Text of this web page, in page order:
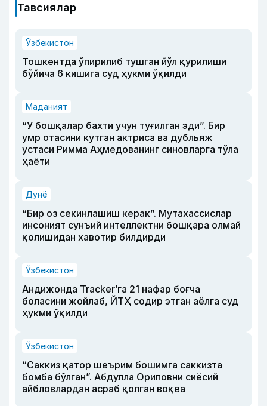
Тавсиялар
Ўзбекистон
Тошкентда ўпирилиб тушган йўл қурилиши
бўйича 6 кишига суд ҳукми ўқилди
Маданият
“У бошқалар бахти учун туғилган эди”. Бир
умр отасини кутган актриса ва дубльяж
устаси Римма Аҳмедованинг синовларга тўла
ҳаёти
Дунё
“Бир оз секинлашиш керак”. Мутахассислар
инсоният сунъий интеллектни бошқара олмай
қолишидан хавотир билдирди
Ўзбекистон
Андижонда Tracker’га 21 нафар боғча
боласини жойлаб, ЙТҲ содир этган аёлга суд
ҳукми ўқилди
Ўзбекистон
“Саккиз қатор шеърим бошимга саккизта
бомба бўлган”. Абдулла Ориповни сиёсий
айбловлардан асраб қолган воқеа